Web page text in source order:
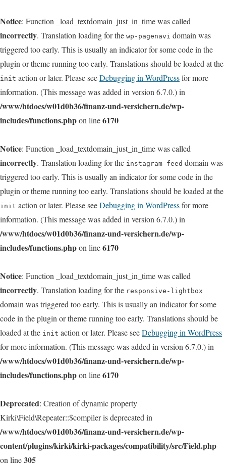
Notice: Function _load_textdomain_just_in_time was called
incorrectly. Translation loading for the wp-pagenavi domain was
triggered too early. This is usually an indicator for some code in the
plugin or theme running too early. Translations should be loaded at the
init action or later. Please seeDebugging in WordPressfor more
information. (This message was added in version 6.7.0.) in
/www/htdocs/w01d0b36/finanz-und-versichern.de/wp-
includes/functions.phpon line6170
Notice: Function _load_textdomain_just_in_time was called
incorrectly. Translation loading for the instagram-feed domain was
triggered too early. This is usually an indicator for some code in the
plugin or theme running too early. Translations should be loaded at the
init action or later. Please seeDebugging in WordPressfor more
information. (This message was added in version 6.7.0.) in
/www/htdocs/w01d0b36/finanz-und-versichern.de/wp-
includes/functions.phpon line6170
Notice: Function _load_textdomain_just_in_time was called
incorrectly. Translation loading for the responsive-lightbox
domain was triggered too early. This is usually an indicator for some
code in the plugin or theme running too early. Translations should be
loaded at the init action or later. Please seeDebugging in WordPress
for more information. (This message was added in version 6.7.0.) in
/www/htdocs/w01d0b36/finanz-und-versichern.de/wp-
includes/functions.phpon line6170
Deprecated: Creation of dynamic property
Kirki\Field\Repeater::$compiler is deprecated in
/www/htdocs/w01d0b36/finanz-und-versichern.de/wp-
content/plugins/kirki/kirki-packages/compatibility/src/Field.php
on line305